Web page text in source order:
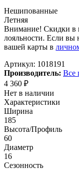
Нешипованные
Летняя
Внимание! Скидки в
лояльности. Если вы
вашей карты в
Артикул: 1018191
Производитель: Все
4 360 ₽
Нет в наличии
Характеристики
Ширина
185
Высота/Профиль
60
Диаметр
16
Сезонность